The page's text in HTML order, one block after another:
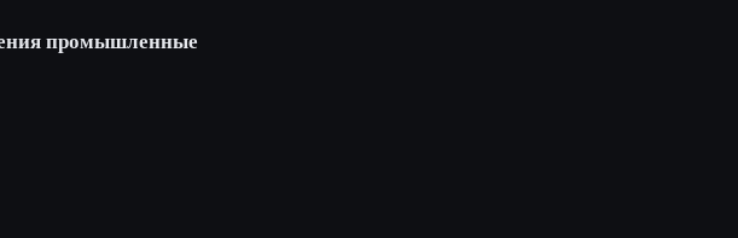
промышленные